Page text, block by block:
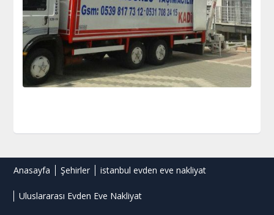
Anasayfa Şehirler istanbul evden eve nakliyat
Uluslararası Evden Eve Nakliyat